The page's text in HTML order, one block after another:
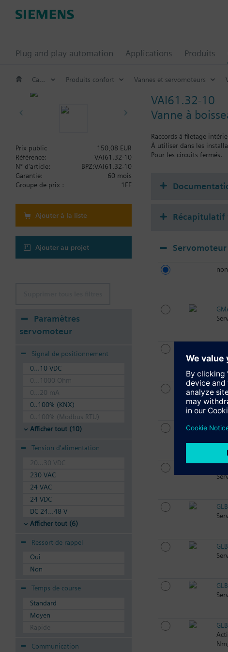
Plug and play automation Applications Produits
Catalogue Produits confort Vannes et servomoteurs
VAI61.32-10
Vanne à
Raccords à filetage
À utiliser dans les
Pour les circuits fermés.
Prix public
150,08 EUR
Référence:
VAI61.32-10
N° d'article:
BPZ:VAI61.32-10
Garantie:
60 mois
Groupe de prix :
1EF
Ajouter à la liste
Ajouter au projet
Paramètres
servomoteur
Signal de positionnement
0...10 VDC
0...1000 Ohm
0...20 mA
0..100% (KNX)
0..100% (Modbus RTU)
Afficher tout (10)
Tension d'alimentation
20...30 VDC
230 VAC
24 VAC
24 VDC
DC 24...48 V
Afficher tout (6)
Ressort de rappel
Oui
Non
Temps de course
Standard
Moyen
Rapide
Communication
Récapitulatif